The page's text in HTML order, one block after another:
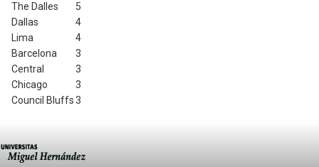
The Dalles
5
Dallas
4
Lima
4
Barcelona
3
Central
3
Chicago
3
Council Bluffs3